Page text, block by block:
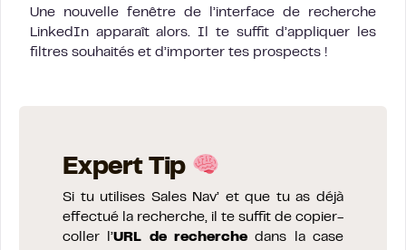
Une nouvelle fenêtre de l’interface de recherche
LinkedIn apparaît alors. Il te suffit d’appliquer les
filtres souhaités et d’importer tes prospects !
Expert Tip
Si tu utilises Sales Nav’ et que tu as déjà
effectué la recherche, il te suffit de copier-
coller l’URL de recherche dans la case